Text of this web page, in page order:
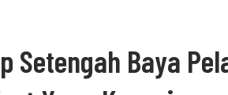
Setengah Baya